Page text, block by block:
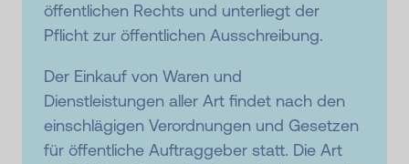
öffentlichen Rechts und unterliegt der
Pflicht zur öffentlichen Ausschreibung.
Der Einkauf von Waren und
Dienstleistungen aller Art findet nach den
einschlägigen Verordnungen und Gesetzen
für öffentliche Auftraggeber statt. Die Art